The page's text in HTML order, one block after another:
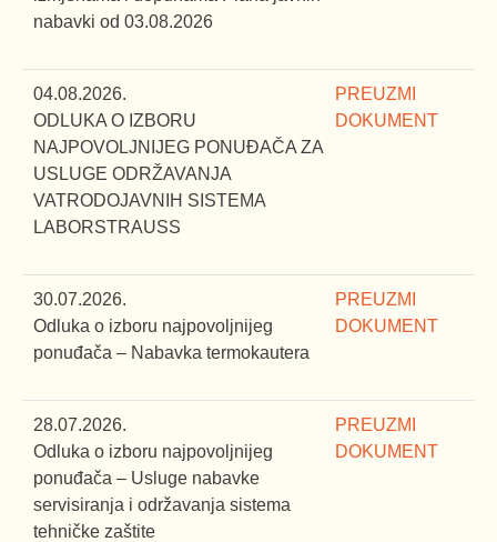
nabavki od 03.08.2026
04.08.2026.
ODLUKA O IZBORU
NAJPOVOLJNIJEG PONUĐAČA ZA
USLUGE ODRŽAVANJA
VATRODOJAVNIH SISTEMA
LABORSTRAUSS
PREUZMI
DOKUMENT
30.07.2026.
Odluka o izboru najpovoljnijeg
ponuđača – Nabavka termokautera
PREUZMI
DOKUMENT
28.07.2026.
Odluka o izboru najpovoljnijeg
ponuđača – Usluge nabavke
servisiranja i održavanja sistema
tehničke zaštite
PREUZMI
DOKUMENT